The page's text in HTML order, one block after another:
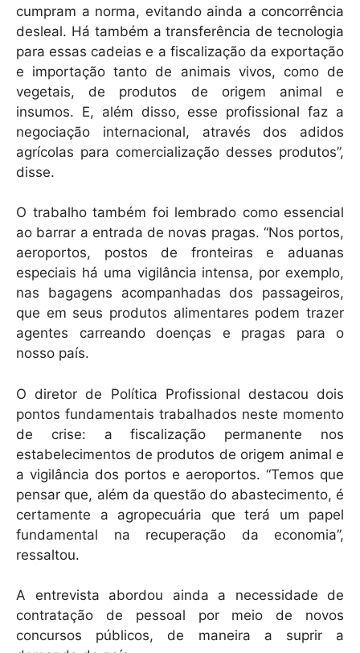
cumpram a norma, evitando ainda a concorrência
desleal. Há também a transferência de tecnologia
para essas cadeias e a fiscalização da exportação
e importação tanto de animais vivos, como de
vegetais, de produtos de origem animal e
insumos. E, além disso, esse profissional faz a
negociação internacional, através dos adidos
agrícolas para comercialização desses produtos”,
disse.
O trabalho também foi lembrado como essencial
ao barrar a entrada de novas pragas. “Nos portos,
aeroportos, postos de fronteiras e aduanas
especiais há uma vigilância intensa, por exemplo,
nas bagagens acompanhadas dos passageiros,
que em seus produtos alimentares podem trazer
agentes carreando doenças e pragas para o
nosso país.
O diretor de Política Profissional destacou dois
pontos fundamentais trabalhados neste momento
de crise: a fiscalização permanente nos
estabelecimentos de produtos de origem animal e
a vigilância dos portos e aeroportos. “Temos que
pensar que, além da questão do abastecimento, é
certamente a agropecuária que terá um papel
fundamental na recuperação da economia”,
ressaltou.
A entrevista abordou ainda a necessidade de
contratação de pessoal por meio de novos
concursos públicos, de maneira a suprir a